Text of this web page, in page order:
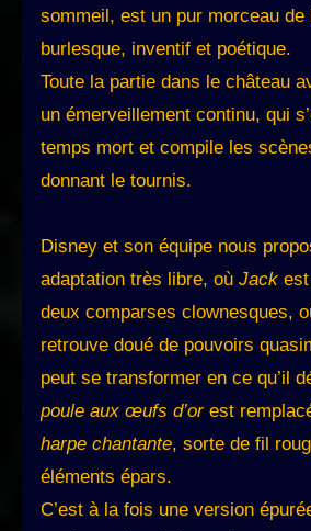
sommeil, est un pur morceau de
burlesque, inventif et poétique.
Toute la partie dans le château
un émerveillement continu, qui
temps mort et compile les
donnant le tournis.
Disney et son équipe nous
adaptation très libre, où Jack
deux comparses clownesques,
retrouve doué de pouvoirs
peut se transformer en ce qu’il
poule aux œufs d’or est
harpe chantante, sorte de fil
éléments épars.
C’est à la fois une version